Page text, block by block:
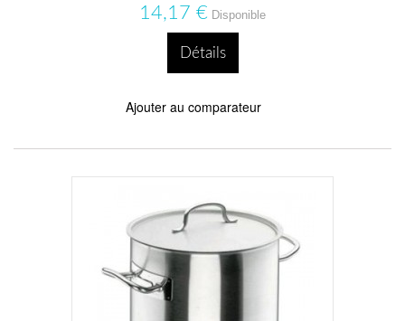
14,17 € Disponible
Détails
Ajouter au comparateur